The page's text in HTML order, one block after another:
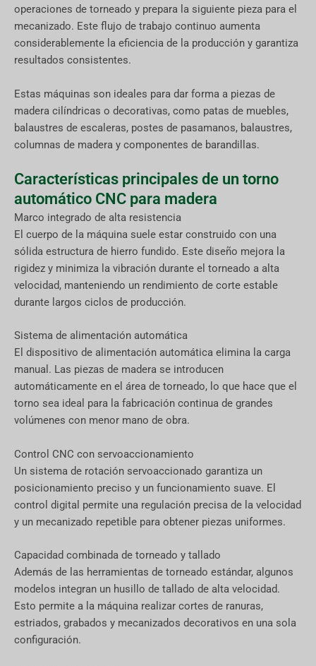
operaciones de torneado y prepara la siguiente pieza para el
mecanizado. Este flujo de trabajo continuo aumenta
considerablemente la eficiencia de la producción y garantiza
resultados consistentes.
Estas máquinas son ideales para dar forma a piezas de
madera cilíndricas o decorativas, como patas de muebles,
balaustres de escaleras, postes de pasamanos, balaustres,
columnas de madera y componentes de barandillas.
Características principales de un torno
automático CNC para madera
Marco integrado de alta resistencia
El cuerpo de la máquina suele estar construido con una
sólida estructura de hierro fundido. Este diseño mejora la
rigidez y minimiza la vibración durante el torneado a alta
velocidad, manteniendo un rendimiento de corte estable
durante largos ciclos de producción.
Sistema de alimentación automática
El dispositivo de alimentación automática elimina la carga
manual. Las piezas de madera se introducen
automáticamente en el área de torneado, lo que hace que el
torno sea ideal para la fabricación continua de grandes
volúmenes con menor mano de obra.
Control CNC con servoaccionamiento
Un sistema de rotación servoaccionado garantiza un
posicionamiento preciso y un funcionamiento suave. El
control digital permite una regulación precisa de la velocidad
y un mecanizado repetible para obtener piezas uniformes.
Capacidad combinada de torneado y tallado
Además de las herramientas de torneado estándar, algunos
modelos integran un husillo de tallado de alta velocidad.
Esto permite a la máquina realizar cortes de ranuras,
estriados, grabados y mecanizados decorativos en una sola
configuración.